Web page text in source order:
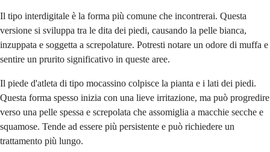
Il tipo interdigitale è la forma più comune che incontrerai. Questa
versione si sviluppa tra le dita dei piedi, causando la pelle bianca,
inzuppata e soggetta a screpolature. Potresti notare un odore di muffa e
sentire un prurito significativo in queste aree.
Il piede d'atleta di tipo mocassino colpisce la pianta e i lati dei piedi.
Questa forma spesso inizia con una lieve irritazione, ma può progredire
verso una pelle spessa e screpolata che assomiglia a macchie secche e
squamose. Tende ad essere più persistente e può richiedere un
trattamento più lungo.